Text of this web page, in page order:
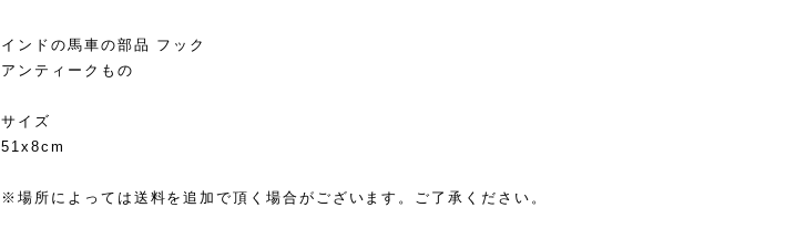
インドの馬車の部品 フック
アンティークもの
サイズ
51x8cm
※場所によっては送料を追加で頂く場合がございます。ご了承ください。